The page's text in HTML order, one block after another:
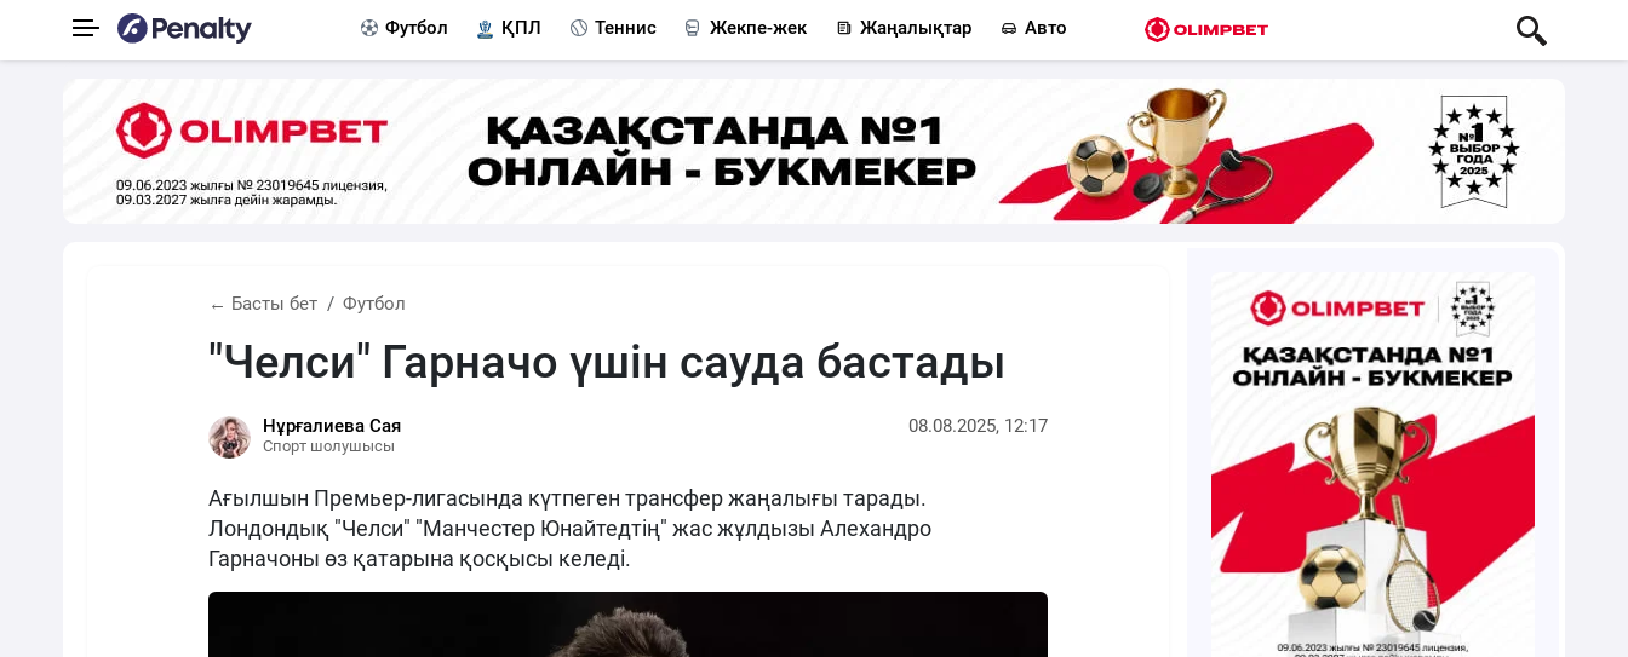
Футбол ҚПЛ Теннис Жекпе-жек Жаңалықтар Авто
← Басты бет Футбол
"Челси" Гарначо үшін сауда бастады
Нұрғалиева Сая
Спорт шолушысы
08.08.2025, 12:17
Ағылшын Премьер-лигасында күтпеген трансфер жаңалығы тарады.
Лондондық "Челси" "Манчестер Юнайтедтің" жас жұлдызы Алехандро
Гарначоны өз қатарына қосқысы келеді.